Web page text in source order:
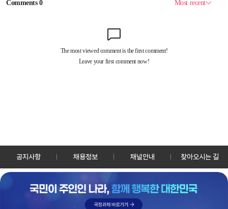
공지사항 채용정보 채널안내 찾아오시는 길
30128 세종특별자치시 정부2청사로 13 한국정책방송원 KTV
TEL: 044-204-8000
Copyrightⓒ KTV 국민방송 All Rights Reserved.